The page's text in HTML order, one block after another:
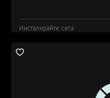
Инсталирайте сега